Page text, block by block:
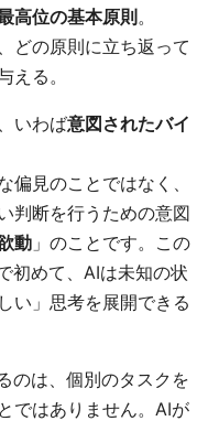
高位の基本原則 。
どの原則に立ち返って
える。
いわば意図されたバイ
偏見のことではなく、
判断を行うための意図
動 」のことです。この
初めて、AIは未知の状
い」思考を展開できる
のは、個別のタスクを
ではありません。AIが